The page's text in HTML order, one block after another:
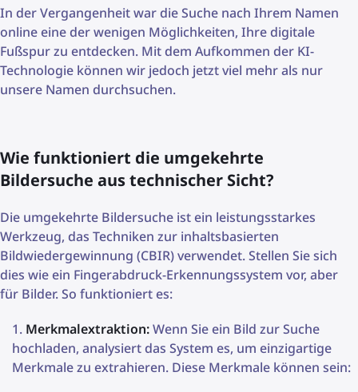
In der Vergangenheit war die Suche nach Ihrem Namen
online eine der wenigen Möglichkeiten, Ihre digitale
Fußspur zu entdecken. Mit dem Aufkommen der KI-
Technologie können wir jedoch jetzt viel mehr als nur
unsere Namen durchsuchen.
Wie funktioniert die umgekehrte
Bildersuche aus technischer Sicht?
Die umgekehrte Bildersuche ist ein leistungsstarkes
Werkzeug, das Techniken zur inhaltsbasierten
Bildwiedergewinnung (CBIR) verwendet. Stellen Sie sich
dies wie ein Fingerabdruck-Erkennungssystem vor, aber
für Bilder. So funktioniert es:
Merkmalextraktion:Wenn Sie ein Bild zur Suche
hochladen, analysiert das System es, um einzigartige
Merkmale zu extrahieren. Diese Merkmale können sein: